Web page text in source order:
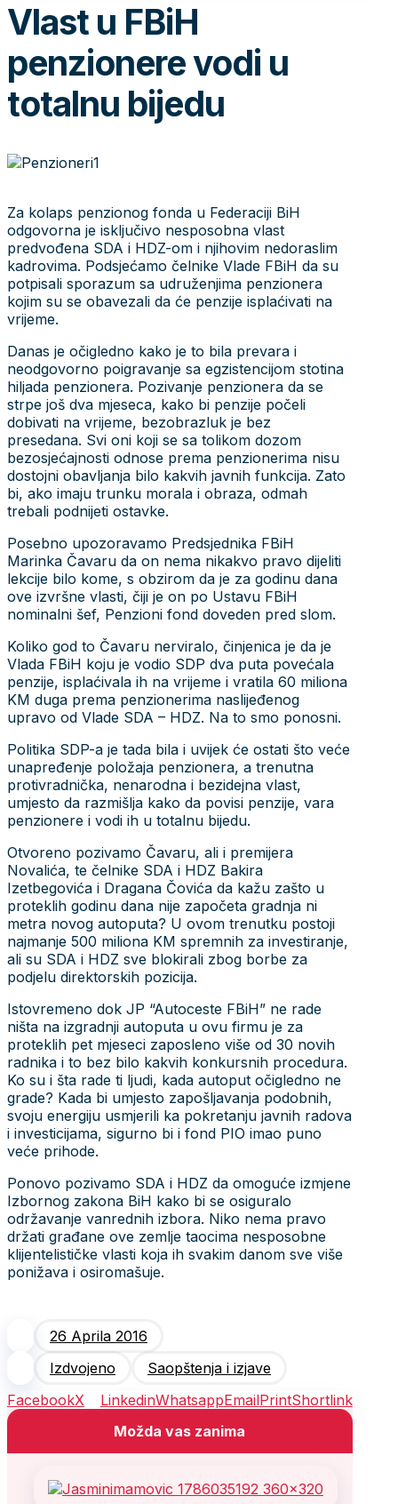
Vlast u FBiH
penzionere vodi u
totalnu bijedu
Za kolaps penzionog fonda u Federaciji BiH
odgovorna je isključivo nesposobna vlast
predvođena SDA i HDZ-om i njihovim nedoraslim
kadrovima. Podsjećamo čelnike Vlade FBiH da su
potpisali sporazum sa udruženjima penzionera
kojim su se obavezali da će penzije isplaćivati na
vrijeme.
Danas je očigledno kako je to bila prevara i
neodgovorno poigravanje sa egzistencijom stotina
hiljada penzionera. Pozivanje penzionera da se
strpe još dva mjeseca, kako bi penzije počeli
dobivati na vrijeme, bezobrazluk je bez
presedana. Svi oni koji se sa tolikom dozom
bezosjećajnosti odnose prema penzionerima nisu
dostojni obavljanja bilo kakvih javnih funkcija. Zato
bi, ako imaju trunku morala i obraza, odmah
trebali podnijeti ostavke.
Posebno upozoravamo Predsjednika FBiH
Marinka Čavaru da on nema nikakvo pravo dijeliti
lekcije bilo kome, s obzirom da je za godinu dana
ove izvršne vlasti, čiji je on po Ustavu FBiH
nominalni šef, Penzioni fond doveden pred slom.
Koliko god to Čavaru nerviralo, činjenica je da je
Vlada FBiH koju je vodio SDP dva puta povećala
penzije, isplaćivala ih na vrijeme i vratila 60 miliona
KM duga prema penzionerima naslijeđenog
upravo od Vlade SDA – HDZ. Na to smo ponosni.
Politika SDP-a je tada bila i uvijek će ostati što veće
unapređenje položaja penzionera, a trenutna
protivradnička, nenarodna i bezidejna vlast,
umjesto da razmišlja kako da povisi penzije, vara
penzionere i vodi ih u totalnu bijedu.
Otvoreno pozivamo Čavaru, ali i premijera
Novalića, te čelnike SDA i HDZ Bakira
Izetbegovića i Dragana Čovića da kažu zašto u
proteklih godinu dana nije započeta gradnja ni
metra novog autoputa? U ovom trenutku postoji
najmanje 500 miliona KM spremnih za investiranje,
ali su SDA i HDZ sve blokirali zbog borbe za
podjelu direktorskih pozicija.
Istovremeno dok JP “Autoceste FBiH” ne rade
ništa na izgradnji autoputa u ovu firmu je za
proteklih pet mjeseci zaposleno više od 30 novih
radnika i to bez bilo kakvih konkursnih procedura.
Ko su i šta rade ti ljudi, kada autoput očigledno ne
grade? Kada bi umjesto zapošljavanja podobnih,
svoju energiju usmjerili ka pokretanju javnih radova
i investicijama, sigurno bi i fond PIO imao puno
veće prihode.
Ponovo pozivamo SDA i HDZ da omoguće izmjene
Izbornog zakona BiH kako bi se osiguralo
održavanje vanrednih izbora. Niko nema pravo
držati građane ove zemlje taocima nesposobne
klijentelističke vlasti koja ih svakim danom sve više
ponižava i osiromašuje.
26 Aprila 2016
Izdvojeno
Saopštenja i izjave
FacebookX LinkedinWhatsappEmailPrintShortlink
Možda vas zanima